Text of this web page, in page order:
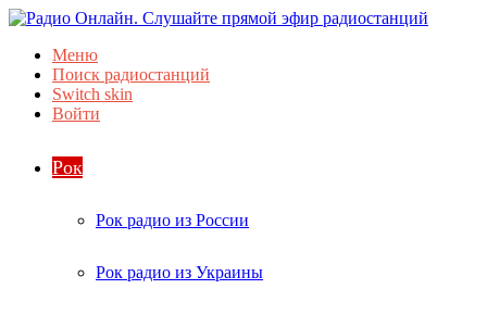
Меню
Поиск радиостанций
Switch skin
Войти
Рок
Рок радио из России
Рок радио из Украины